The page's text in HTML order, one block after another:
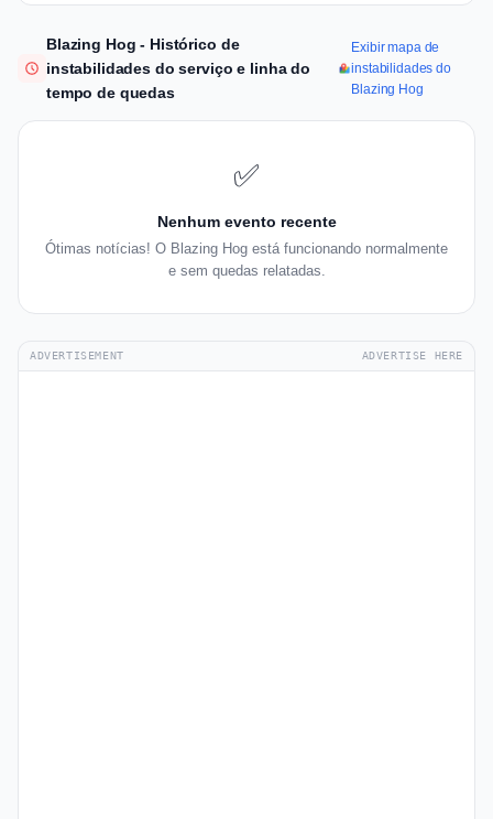
Blazing Hog - Histórico de
instabilidades do serviço e linha do
tempo de quedas
Exibir mapa de
instabilidades do
Blazing Hog
✅
Nenhum evento recente
Ótimas notícias! O Blazing Hog está funcionando normalmente
e sem quedas relatadas.
ADVERTISEMENT ADVERTISE HERE